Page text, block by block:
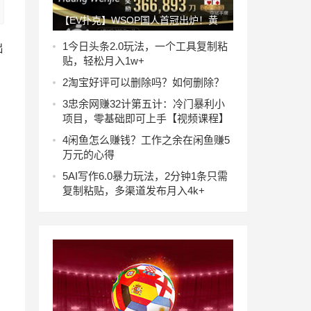
【EV扑克】WSOP国人首冠出炉！黄
文杰力压茅人及 勇夺#26单挑赛冠军，
前主赛冠军也成手下败将！
1今日头条2.0玩法，一个工具复制粘
贴，轻松月入1w+
2淘宝好评可以删除吗？如何删除？
3忠余网赚32计第五计：冷门暴利小
项目，零基础即可上手【视频课程】
4闲鱼怎么赚钱？工作之余在闲鱼赚5
万元的心得
5AI写作6.0暴力玩法，2分钟1条只需
复制粘贴，多渠道发布月入4k+